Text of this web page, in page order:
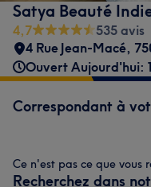
Satya Beauté
4,7
535 avis
4 Rue Jean-Macé,
Ouvert Aujourd'hui:
Correspondant à
Ce n'est pas ce que vous
Recherchez dans